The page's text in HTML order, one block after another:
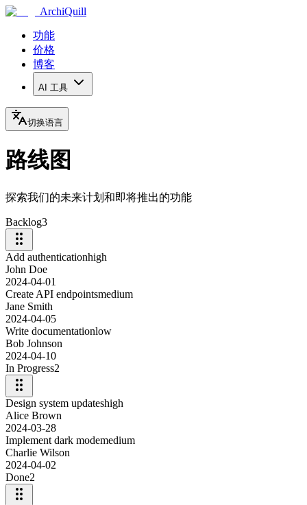
ArchiQuill
功能
价格
博客
AI 工具
切换语言
路线图
探索我们的未来计划和即将推出的功能
Backlog3
Add authenticationhigh
John Doe
2024-04-01
Create API endpointsmedium
Jane Smith
2024-04-05
Write documentationlow
Bob Johnson
2024-04-10
In Progress2
Design system updateshigh
Alice Brown
2024-03-28
Implement dark modemedium
Charlie Wilson
2024-04-02
Done2